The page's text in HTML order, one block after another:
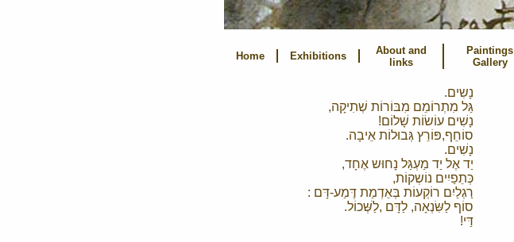
Home Exhibitions
About and
links
Paintings
Gallery
נָשִים.
גַּל מִתְרוֹמֵם מִבּוֹרוֹת שְׁתִיקָה,
נָשִׁים עוֹשׂוֹת שָׁלוֹם!
סוֹחֵף,פּוֹרֵץ גְּבוּלוֹת אֵיבָה.
נָשִׁים.
יַד אֶל יַד מַעְגַּל נָחוּש אֶחָד,
כְּתֵפַיִים נוֹשְקוֹת,
רַגְלַיִם רוֹקְעוֹת בְּאַדְמַת דֶּמַע-דָּם :
סוֹף לַשִּׂנְאָה, לַדָּם ,לַשְּׁכוֹל.
דַּי!